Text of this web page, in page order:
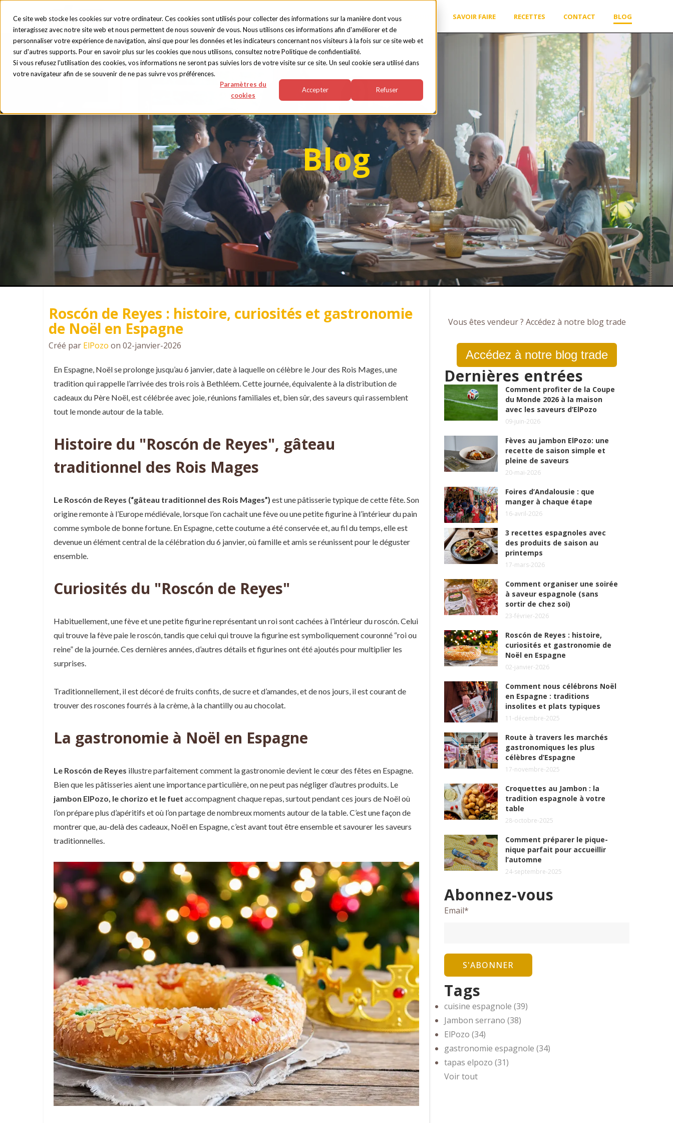
Ce site web stocke les cookies sur votre ordinateur. Ces cookies sont utilisés pour collecter des informations sur la manière dont vous
interagissez avec notre site web et nous permettent de nous souvenir de vous. Nous utilisons ces informations afin d'améliorer et de
personnaliser votre expérience de navigation, ainsi que pour les données et les indicateurs concernant nos visiteurs à la fois sur ce site web et
sur d'autres supports. Pour en savoir plus sur les cookies que nous utilisons, consultez notre Politique de confidentialité.
Si vous refusez l'utilisation des cookies, vos informations ne seront pas suivies lors de votre visite sur ce site. Un seul cookie sera utilisé dans
votre navigateur afin de se souvenir de ne pas suivre vos préférences.
Paramètres du
cookies
Accepter Refuser
ACCUEIL PRODUITS SAVOIR FAIRE RECETTES CONTACT BLOG
Blog
Roscón de Reyes : histoire, curiosités et gastronomie
de Noël en Espagne
Créé par ElPozo on 02-janvier-2026
En Espagne, Noël se prolonge jusqu’au 6 janvier, date à laquelle on célèbre le Jour des Rois Mages, une
tradition qui rappelle l’arrivée des trois rois à Bethléem. Cette journée, équivalente à la distribution de
cadeaux du Père Noël, est célébrée avec joie, réunions familiales et, bien sûr, des saveurs qui rassemblent
tout le monde autour de la table.
Histoire du "Roscón de Reyes", gâteau
traditionnel des Rois Mages
Le Roscón de Reyes (“gâteau traditionnel des Rois Mages”) est une pâtisserie typique de cette fête. Son
origine remonte à l’Europe médiévale, lorsque l’on cachait une fève ou une petite figurine à l’intérieur du pain
comme symbole de bonne fortune. En Espagne, cette coutume a été conservée et, au fil du temps, elle est
devenue un élément central de la célébration du 6 janvier, où famille et amis se réunissent pour le déguster
ensemble.
Curiosités du "Roscón de Reyes"
Habituellement, une fève et une petite figurine représentant un roi sont cachées à l’intérieur du roscón. Celui
qui trouve la fève paie le roscón, tandis que celui qui trouve la figurine est symboliquement couronné “roi ou
reine” de la journée. Ces dernières années, d’autres détails et figurines ont été ajoutés pour multiplier les
surprises.
Traditionnellement, il est décoré de fruits confits, de sucre et d’amandes, et de nos jours, il est courant de
trouver des roscones fourrés à la crème, à la chantilly ou au chocolat.
La gastronomie à Noël en Espagne
Le Roscón de Reyes illustre parfaitement comment la gastronomie devient le cœur des fêtes en Espagne.
Bien que les pâtisseries aient une importance particulière, on ne peut pas négliger d’autres produits. Le
jambon ElPozo, le chorizo et le fuet accompagnent chaque repas, surtout pendant ces jours de Noël où
l’on prépare plus d’apéritifs et où l’on partage de nombreux moments autour de la table. C’est une façon de
montrer que, au-delà des cadeaux, Noël en Espagne, c’est avant tout être ensemble et savourer les saveurs
traditionnelles.
Vous êtes vendeur ? Accédez à notre blog trade
Accédez à notre blog trade
Dernières entrées
Comment profiter de la Coupe
du Monde 2026 à la maison
avec les saveurs d’ElPozo
09-juin-2026
Fèves au jambon ElPozo: une
recette de saison simple et
pleine de saveurs
20-mai-2026
Foires d’Andalousie : que
manger à chaque étape
16-avril-2026
3 recettes espagnoles avec
des produits de saison au
printemps
17-mars-2026
Comment organiser une soirée
à saveur espagnole (sans
sortir de chez soi)
23-février-2026
Roscón de Reyes : histoire,
curiosités et gastronomie de
Noël en Espagne
02-janvier-2026
Comment nous célébrons Noël
en Espagne : traditions
insolites et plats typiques
11-décembre-2025
Route à travers les marchés
gastronomiques les plus
célèbres d’Espagne
17-novembre-2025
Croquettes au Jambon : la
tradition espagnole à votre
table
28-octobre-2025
Comment préparer le pique-
nique parfait pour accueillir
l’automne
24-septembre-2025
Abonnez-vous
Email*
Tags
cuisine espagnole (39)
Jambon serrano (38)
ElPozo (34)
gastronomie espagnole (34)
tapas elpozo (31)
Voir tout